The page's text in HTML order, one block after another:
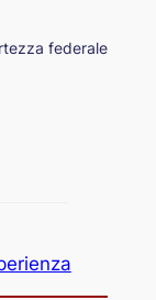
federale